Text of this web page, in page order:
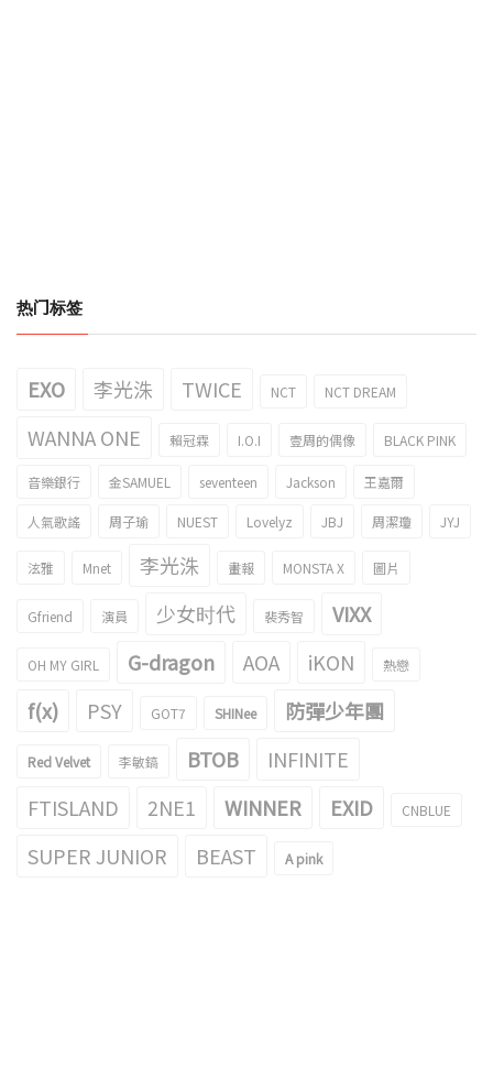
热门标签
EXO 李光洙 TWICE NCT NCT DREAM
WANNA ONE 賴冠霖 I.O.I 壹周的偶像 BLACK PINK
音樂銀行 金SAMUEL seventeen Jackson 王嘉爾
人氣歌謠 周子瑜 NUEST Lovelyz JBJ 周潔瓊 JYJ
泫雅 Mnet 李光洙 畫報 MONSTA X 圖片
Gfriend 演員 少女时代 裴秀智 VIXX
OH MY GIRL G-dragon AOA iKON 熱戀
f(x) PSY GOT7 SHINee 防彈少年團
Red Velvet 李敏鎬 BTOB
INFINITE
FTISLAND
2NE1 WINNER EXID CNBLUE
SUPER JUNIOR BEAST A pink